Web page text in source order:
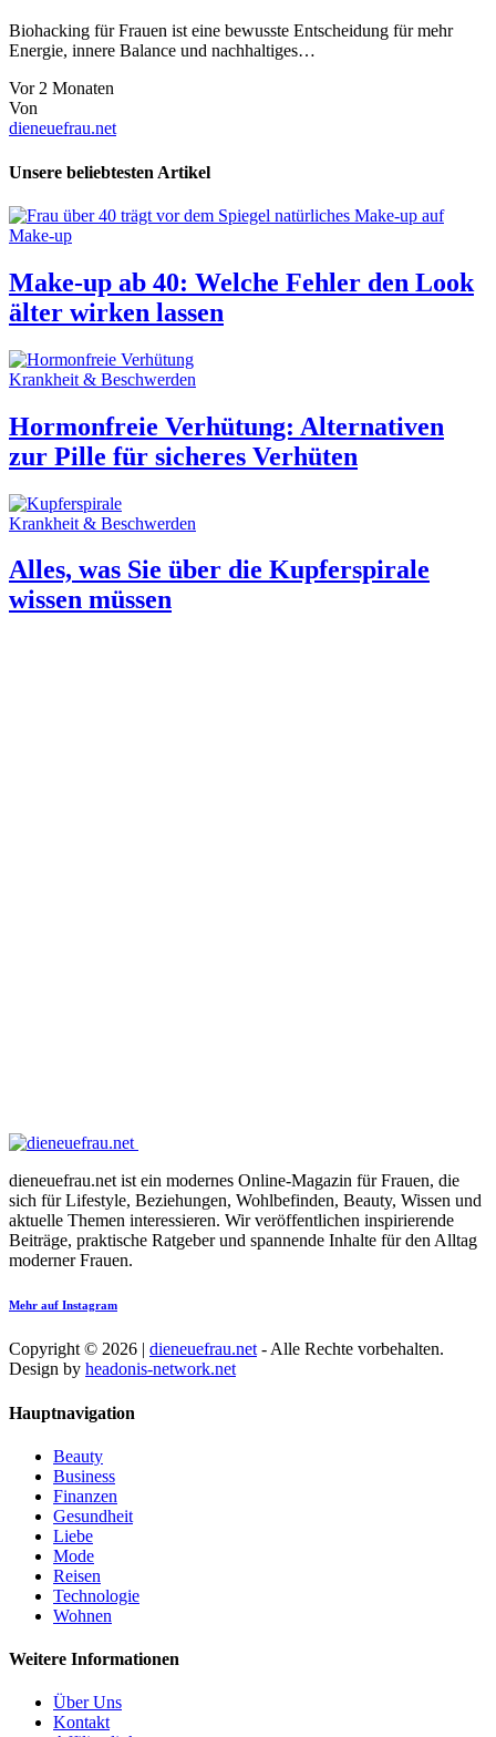
Biohacking für Frauen ist eine bewusste Entscheidung für mehr
Energie, innere Balance und nachhaltiges…
Vor 2 Monaten
Von
dieneuefrau.net
Unsere beliebtesten Artikel
Make-up
Make-up ab 40: Welche Fehler den Look
älter wirken lassen
Krankheit & Beschwerden
Hormonfreie Verhütung: Alternativen
zur Pille für sicheres Verhüten
Krankheit & Beschwerden
Alles, was Sie über die Kupferspirale
wissen müssen
dieneuefrau.net ist ein modernes Online-Magazin für Frauen, die
sich für Lifestyle, Beziehungen, Wohlbefinden, Beauty, Wissen und
aktuelle Themen interessieren. Wir veröffentlichen inspirierende
Beiträge, praktische Ratgeber und spannende Inhalte für den Alltag
moderner Frauen.
Mehr auf Instagram
Copyright © 2026 | dieneuefrau.net - Alle Rechte vorbehalten.
Design by headonis-network.net
Hauptnavigation
Beauty
Business
Finanzen
Gesundheit
Liebe
Mode
Reisen
Technologie
Wohnen
Weitere Informationen
Über Uns
Kontakt